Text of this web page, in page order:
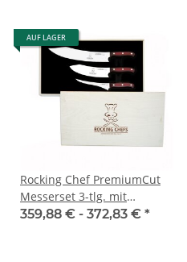
AUF LAGER
Rocking Chef PremiumCut
Messerset 3-tlg. mit
Micartagriff von Giesser
359,88 € - 372,83 € *